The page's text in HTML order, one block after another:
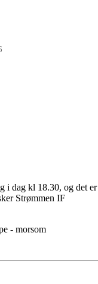
i dag kl 18.30, og det er
Strømmen IF
- morsom